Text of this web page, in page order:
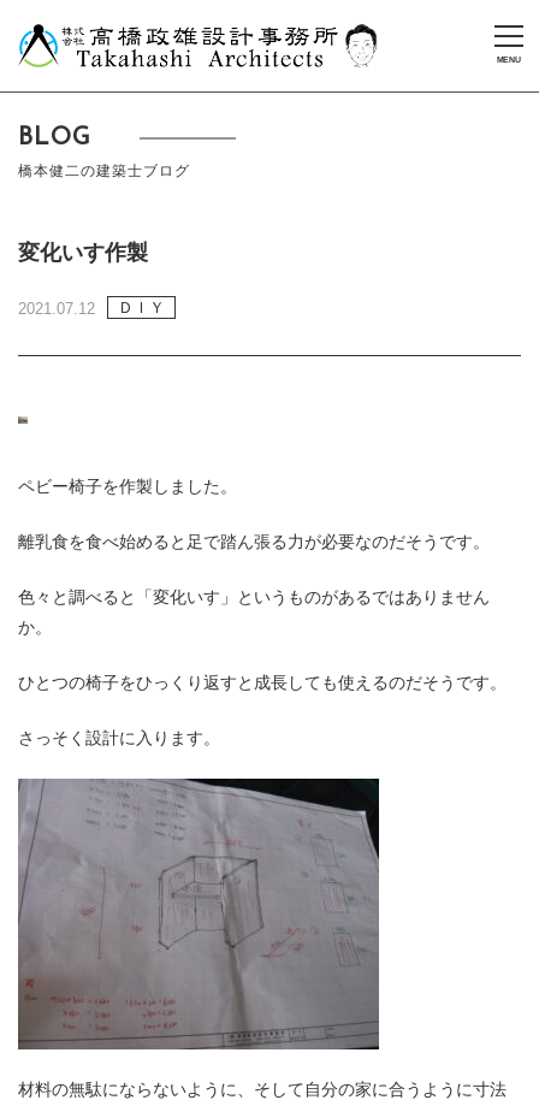
BLOG
橋本健二の建築士ブログ
変化いす作製
2021.07.12 ＤＩＹ
ペビー椅子を作製しました。
離乳食を食べ始めると足で踏ん張る力が必要なのだそうです。
色々と調べると「変化いす」というものがあるではありません
か。
ひとつの椅子をひっくり返すと成長しても使えるのだそうです。
さっそく設計に入ります。
材料の無駄にならないように、そして自分の家に合うように寸法